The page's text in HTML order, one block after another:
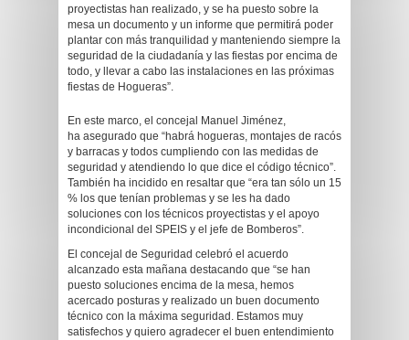
proyectistas han realizado, y se ha puesto sobre la
mesa un documento y un informe que permitirá poder
plantar con más tranquilidad y manteniendo siempre la
seguridad de la ciudadanía y las fiestas por encima de
todo, y llevar a cabo las instalaciones en las próximas
fiestas de Hogueras”.
En este marco, el concejal Manuel Jiménez,
ha asegurado que “habrá hogueras, montajes de racós
y barracas y todos cumpliendo con las medidas de
seguridad y atendiendo lo que dice el código técnico”.
También ha incidido en resaltar que “era tan sólo un 15
% los que tenían problemas y se les ha dado
soluciones con los técnicos proyectistas y el apoyo
incondicional del SPEIS y el jefe de Bomberos”.
El concejal de Seguridad celebró el acuerdo
alcanzado esta mañana destacando que “se han
puesto soluciones encima de la mesa, hemos
acercado posturas y realizado un buen documento
técnico con la máxima seguridad. Estamos muy
satisfechos y quiero agradecer el buen entendimiento